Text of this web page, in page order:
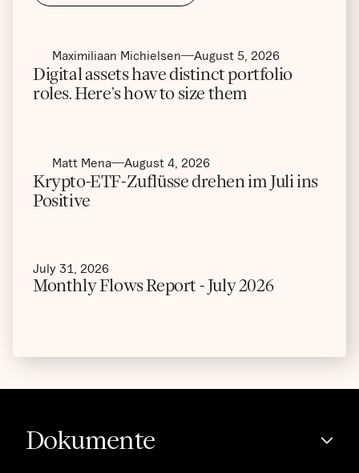
Maximiliaan Michielsen August 5, 2026
Digital assets have distinct portfolio
roles. Here’s how to size them
Matt Mena August 4, 2026
Krypto-ETF-Zuflüsse drehen im Juli ins
Positive
July 31, 2026
Monthly Flows Report - July 2026
Dokumente